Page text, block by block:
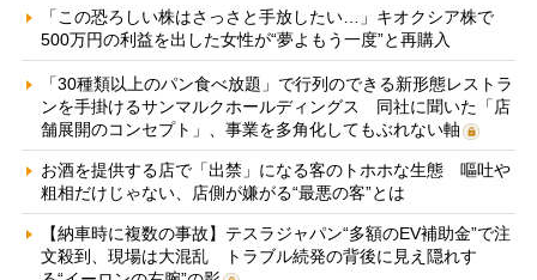
「この恐ろしい株はさっさと手放したい…」キオクシア株で
500万円の利益を出した女性が“夢よもう一度”と再購入
「30種類以上のパン食べ放題」で行列のできる新形態レストラ
ンを手掛けるサンマルクホールディングス 同社に聞いた「店
舗展開のコンセプト」、事業を多角化してもぶれない軸
お酒を提供する店で「出禁」になる客のトホホな生態 嘔吐や
粗相だけじゃない、店側が嫌がる“最悪の客”とは
【納車時に複数の事故】テスラジャパン“多額のEV補助金”で注
文殺到、現場は大混乱 トラブル続発の背後に見え隠れす